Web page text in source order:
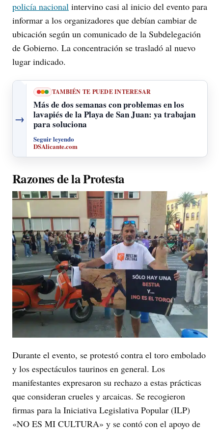
policía nacional intervino casi al inicio del evento para
informar a los organizadores que debían cambiar de
ubicación según un comunicado de la Subdelegación
de Gobierno. La concentración se trasladó al nuevo
lugar indicado.
→
TAMBIÉN TE PUEDE INTERESAR
Más de dos semanas con problemas en los
lavapiés de la Playa de San Juan: ya trabajan
para soluciona
Seguir leyendo
DSAlicante.com
Razones de la Protesta
Durante el evento, se protestó contra el toro embolado
y los espectáculos taurinos en general. Los
manifestantes expresaron su rechazo a estas prácticas
que consideran crueles y arcaicas. Se recogieron
firmas para la Iniciativa Legislativa Popular (ILP)
«NO ES MI CULTURA» y se contó con el apoyo de